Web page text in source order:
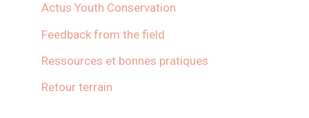
Actus Youth Conservation
Feedback from the field
Ressources et bonnes pratiques
Retour terrain